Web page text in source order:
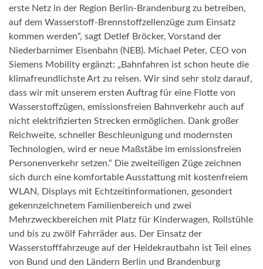
erste Netz in der Region Berlin-Brandenburg zu betreiben,
auf dem Wasserstoff-Brennstoffzellenzüge zum Einsatz
kommen werden“, sagt Detlef Bröcker, Vorstand der
Niederbarnimer Eisenbahn (NEB). Michael Peter, CEO von
Siemens Mobility ergänzt: „Bahnfahren ist schon heute die
klimafreundlichste Art zu reisen. Wir sind sehr stolz darauf,
dass wir mit unserem ersten Auftrag für eine Flotte von
Wasserstoffzügen, emissionsfreien Bahnverkehr auch auf
nicht elektrifizierten Strecken ermöglichen. Dank großer
Reichweite, schneller Beschleunigung und modernsten
Technologien, wird er neue Maßstäbe im emissionsfreien
Personenverkehr setzen.“ Die zweiteiligen Züge zeichnen
sich durch eine komfortable Ausstattung mit kostenfreiem
WLAN, Displays mit Echtzeitinformationen, gesondert
gekennzeichnetem Familienbereich und zwei
Mehrzweckbereichen mit Platz für Kinderwagen, Rollstühle
und bis zu zwölf Fahrräder aus. Der Einsatz der
Wasserstofffahrzeuge auf der Heidekrautbahn ist Teil eines
von Bund und den Ländern Berlin und Brandenburg